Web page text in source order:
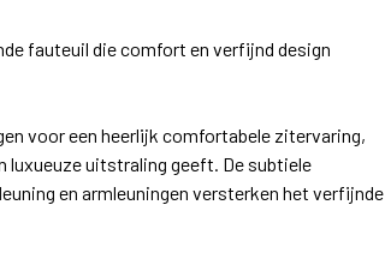
fauteuil die comfort en verfijnd design
voor een heerlijk comfortabele zitervaring,
luxueuze uitstraling geeft. De subtiele
en armleuningen versterken het verfijnde